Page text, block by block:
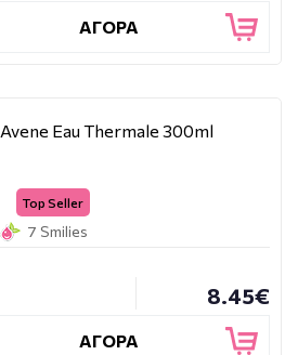
ΑΓΟΡΑ
Avene Eau Thermale 300ml
Top Seller
7 Smilies
8.45€
ΑΓΟΡΑ